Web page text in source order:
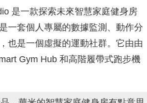
是一款探索未來智慧家庭健身房
一套個人專屬的數據監測、動作分
也是一個虛擬的運動社群。它由由
Gym Hub 和高階履帶式跑步機